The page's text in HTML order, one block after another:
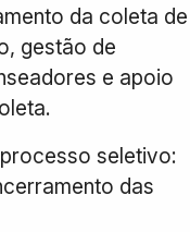
da coleta de
gestão de
e apoio
seletivo:
das